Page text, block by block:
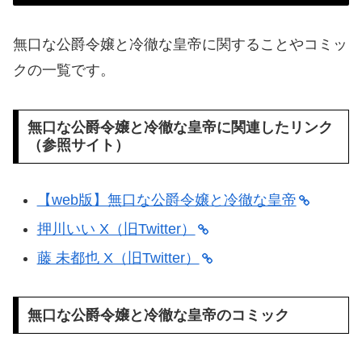
無口な公爵令嬢と冷徹な皇帝に関することやコミッ
クの一覧です。
無口な公爵令嬢と冷徹な皇帝に関連したリンク
（参照サイト）
【web版】無口な公爵令嬢と冷徹な皇帝
押川いい X（旧Twitter）
藤 未都也 X（旧Twitter）
無口な公爵令嬢と冷徹な皇帝のコミック